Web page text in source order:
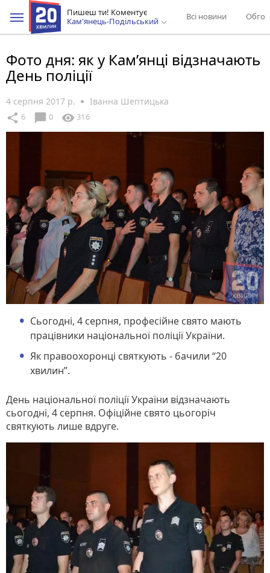
Пишеш ти! Коментує
Кам'янець-Подільський
Всі новини
Фото дня: як у Кам’янці відзначають
День поліції
4 серпня 2017 р. Іванна Шептицька
share 6 chat_bubble 0 visibility 316
Сьогодні, 4 серпня, професійне свято мають
працівники національної поліції України.
Як правоохоронці святкують - бачили “20
хвилин”.
День національної поліції України відзначають
сьогодні, 4 серпня. Офіційне свято цьогоріч
святкують лише вдруге.